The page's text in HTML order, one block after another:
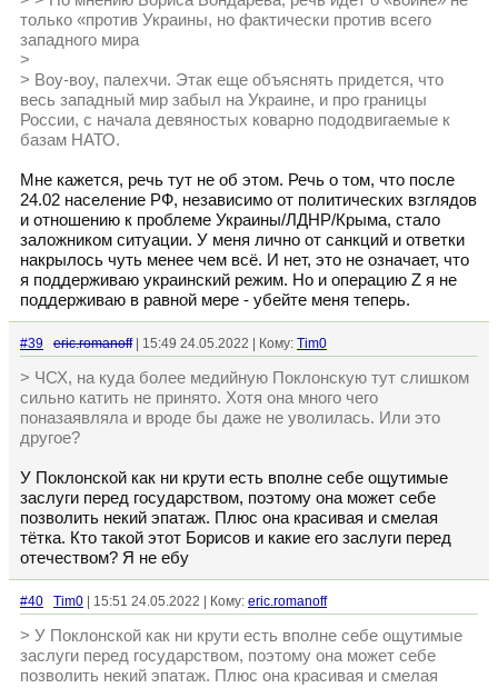
только «против Украины, но фактически против всего
западного мира
>
> Воу-воу, палехчи. Этак еще объяснять придется, что
весь западный мир забыл на Украине, и про границы
России, с начала девяностых коварно пододвигаемые к
базам НАТО.
Мне кажется, речь тут не об этом. Речь о том, что после
24.02 население РФ, независимо от политических взглядов
и отношению к проблеме Украины/ЛДНР/Крыма, стало
заложником ситуации. У меня лично от санкций и ответки
накрылось чуть менее чем всё. И нет, это не означает, что
я поддерживаю украинский режим. Но и операцию Z я не
поддерживаю в равной мере - убейте меня теперь.
#39 eric.romanoff| 15:49 24.05.2022 | Кому: Tim0
> ЧСХ, на куда более медийную Поклонскую тут слишком
сильно катить не принято. Хотя она много чего
поназаявляла и вроде бы даже не уволилась. Или это
другое?
У Поклонской как ни крути есть вполне себе ощутимые
заслуги перед государством, поэтому она может себе
позволить некий эпатаж. Плюс она красивая и смелая
тётка. Кто такой этот Борисов и какие его заслуги перед
отечеством? Я не ебу
#40 Tim0 | 15:51 24.05.2022 | Кому: eric.romanoff
> У Поклонской как ни крути есть вполне себе ощутимые
заслуги перед государством, поэтому она может себе
позволить некий эпатаж. Плюс она красивая и смелая